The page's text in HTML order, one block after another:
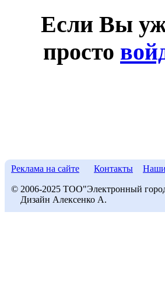
Если Вы
просто
Реклама на сайте Контакты
© 2006-2025 ТОО"Электронный
Дизайн Алексенко А.